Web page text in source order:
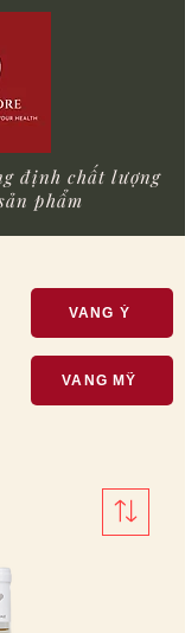
định chất lượng
phẩm
VANG Ý
VANG MỸ